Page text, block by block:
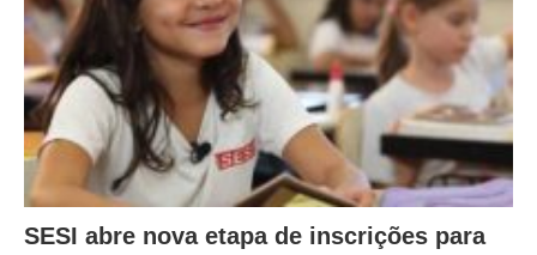
SESI abre nova etapa de inscrições para